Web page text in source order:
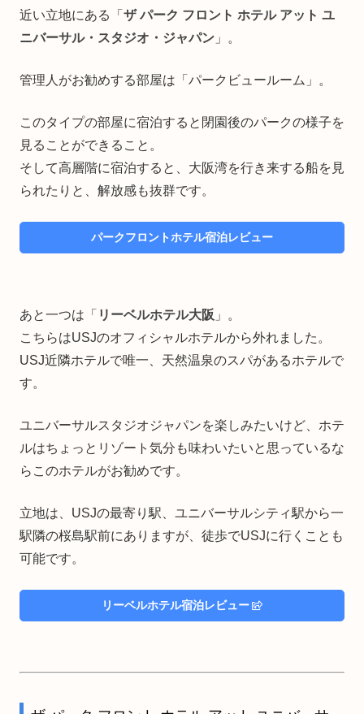
近い立地にある「 ザ パーク フロント ホテル アット ユ
ニバーサル・スタジオ・ジャパン 」。
管理人がお勧めする部屋は「パークビュールーム」。
このタイプの部屋に宿泊すると閉園後のパークの様子を
見ることができること。
そして高層階に宿泊すると、大阪湾を行き来する船を見
られたりと、解放感も抜群です。
パークフロントホテル宿泊レビュー
あと一つは「 リーベルホテル大阪 」。
こちらはUSJのオフィシャルホテルから外れました。
USJ近隣ホテルで唯一、天然温泉のスパがあるホテルで
す。
ユニバーサルスタジオジャパンを楽しみたいけど、ホテ
ルはちょっとリゾート気分も味わいたいと思っているな
らこのホテルがお勧めです。
立地は、USJの最寄り駅、ユニバーサルシティ駅から一
駅隣の桜島駅前にありますが、徒歩でUSJに行くことも
可能です。
リーベルホテル宿泊レビュー